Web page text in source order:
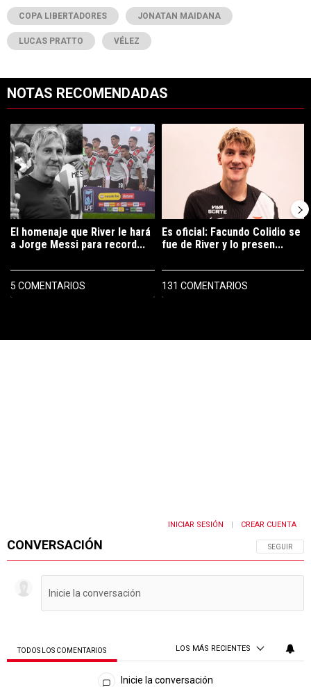
COPA LIBERTADORES JONATAN MAIDANA
LUCAS PRATTO VÉLEZ
NOTAS RECOMENDADAS
Un artículo de tendencia con el título "El homenaje que River le
El homenaje que River le hará
a Jorge Messi para record...
5 COMENTARIOS
Un artículo de tendencia con el
Es oficial: Facundo Colidio se
fue de River y lo presen...
131 COMENTARIOS
CONVERSACIÓN SIGA ESTA
SEGUIR
INICIAR SESIÓN CREAR CUENTA
TODOS LOS COMENTARIOS LOS MÁS RECIENTES
Todos los comentarios
Inicie la conversación